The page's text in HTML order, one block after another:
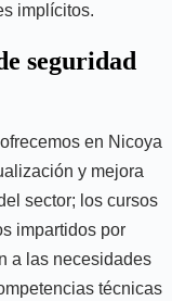
implícitos.
seguridad
en Nicoya
y mejora
sector; los cursos
impartidos por
a las necesidades
técnicas